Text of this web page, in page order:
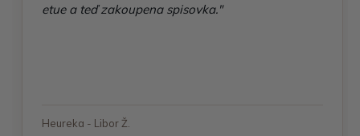
etue a teď zakoupena spisovka."
Heureka - Libor Ž.